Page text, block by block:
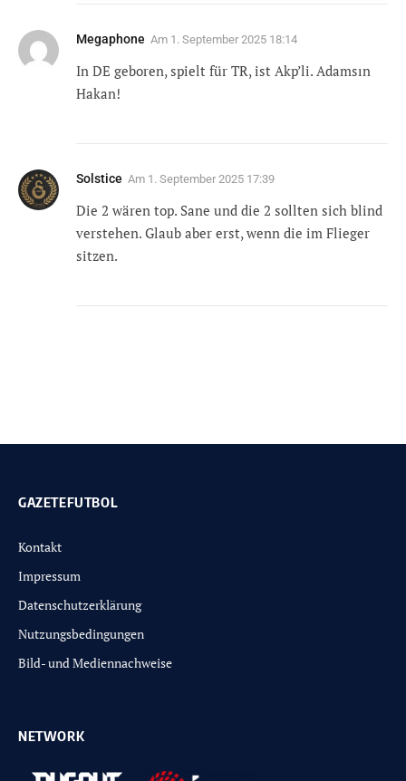
Megaphone Am 1. September 2025 18:14
In DE geboren, spielt für TR, ist Akp’li. Adamsın
Hakan!
Solstice Am 1. September 2025 17:39
Die 2 wären top. Sane und die 2 sollten sich blind
verstehen. Glaub aber erst, wenn die im Flieger
sitzen.
GAZETEFUTBOL
Kontakt
Impressum
Datenschutzerklärung
Nutzungsbedingungen
Bild- und Mediennachweise
NETWORK